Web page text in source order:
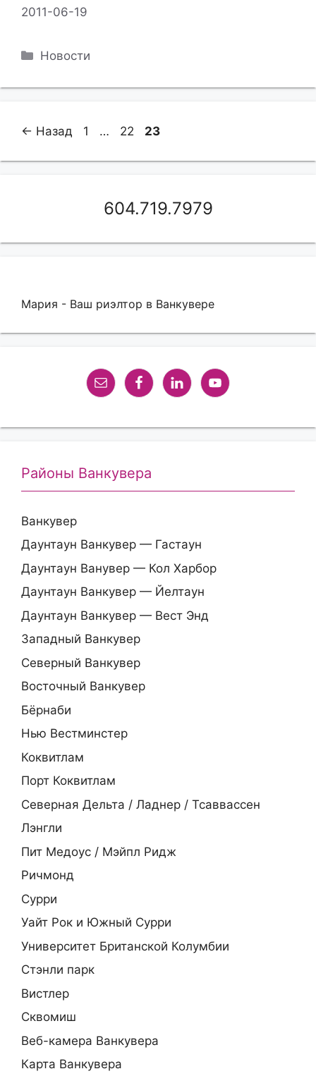
2011-06-19
Рубрики
Новости
← Назад Страница
1 … Страница
22 Страница
23
604.719.7979
Мария - Ваш риэлтор в Ванкувере
Районы Ванкувера
Ванкувер
Даунтаун Ванкувер — Гастаун
Даунтаун Ванувер — Кол Харбор
Даунтаун Ванкувер — Йелтаун
Даунтаун Ванкувер — Вест Энд
Западный Ванкувер
Северный Ванкувер
Восточный Ванкувер
Бёрнаби
Нью Вестминстер
Коквитлам
Порт Коквитлам
Северная Дельта / Ладнер / Тсаввассен
Лэнгли
Пит Медоус / Мэйпл Ридж
Ричмонд
Сурри
Уайт Рок и Южный Сурри
Университет Британской Колумбии
Стэнли парк
Вистлер
Сквомиш
Веб-камера Ванкувера
Карта Ванкувера